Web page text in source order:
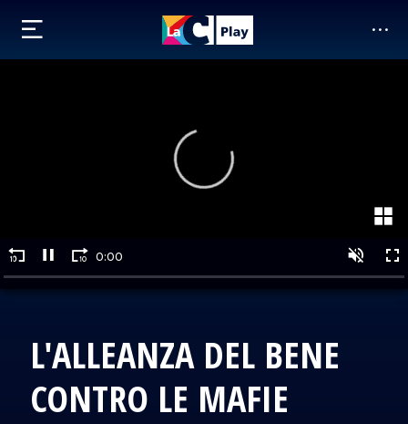
L'ALLEANZA DEL BENE
CONTRO LE MAFIE